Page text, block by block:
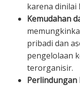
karena
Kemudahan
pribadi dan
pengelolaan
terorganisir.
Perlindungan